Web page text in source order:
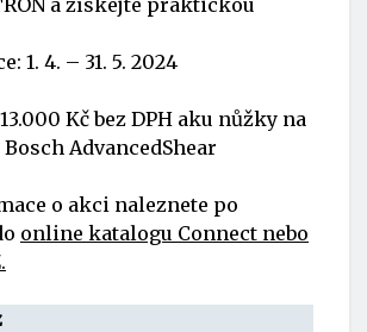
1. 4. – 31. 5. 2024
Kč bez DPH aku nůžky na
AdvancedShear
o akci naleznete po
online katalogu Connect nebo